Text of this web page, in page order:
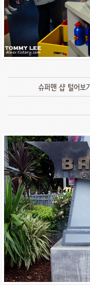
슈퍼맨 샵 털어보